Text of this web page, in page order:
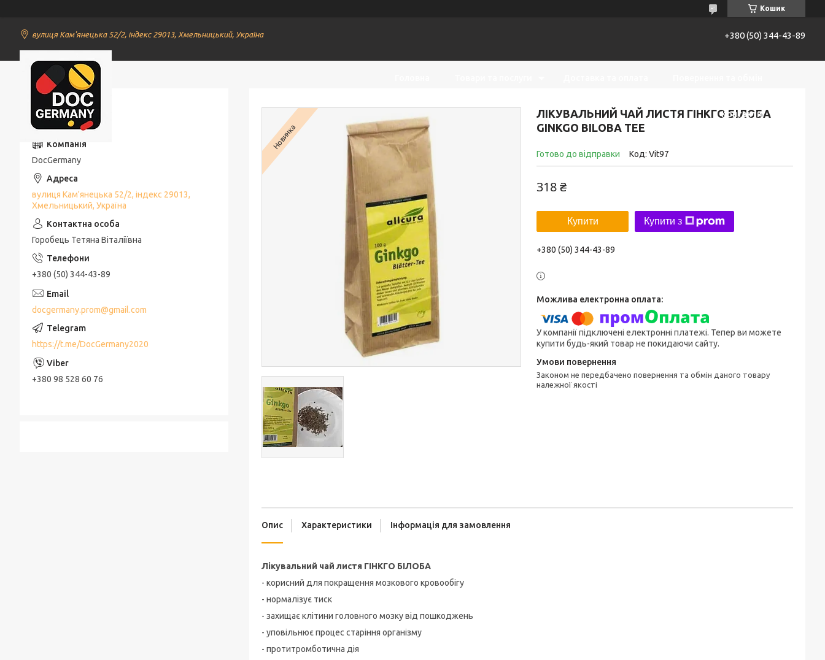
Кошик
вулиця Кам'янецька 52/2, індекс 29013, Хмельницький, Україна +380 (50) 344-43-89
Контакти
ЛІКУВАЛЬНИЙ ЧАЙ ЛИСТЯ ГІНКГО БІЛОБА
GINKGO BILOBA TEE
Готово до відправки Код: Vit97
318 ₴
Купити Купити з
+380 (50) 344-43-89
У компанії підключені електронні платежі. Тепер ви можете
купити будь-який товар не покидаючи сайту.
Законом не передбачено повернення та обмін даного товару
належної якості
Новинка
Опис Характеристики Інформація для замовлення
Лікувальний чай листя ГІНКГО БІЛОБА
- корисний для покращення мозкового кровообігу
- нормалізує тиск
- захищає клітини головного мозку від пошкоджень
- уповільнює процес старіння організму
- протитромботична дія
Контакти
DocGermany
вулиця Кам'янецька 52/2, індекс 29013,
Хмельницький, Україна
Горобець Тетяна Віталіївна
+380 (50) 344-43-89
docgermany.prom@gmail.com
https://t.me/DocGermany2020
+380 98 528 60 76